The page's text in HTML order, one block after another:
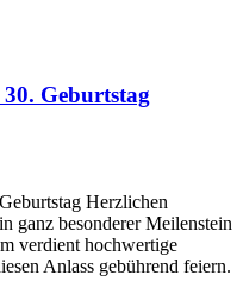
Geburtstag
Herzlichen
ganz besonderer Meilenstein
verdient hochwertige
Anlass gebührend feiern.